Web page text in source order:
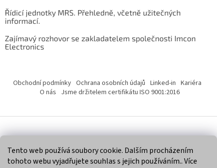
Tento web používá soubory cookie. Dalším procházením
tohoto webu vyjadřujete souhlas s jejich používáním.. Více
Řídicí jednotky MRS. Přehledně, včetně užitečných
informací.
Zajímavý rozhovor se zakladatelem společnosti Imcon
Electronics
Obchodní podmínky Ochrana osobních údajů Linked-in Kariéra
O nás Jsme držitelem certifikátu ISO 9001:2016